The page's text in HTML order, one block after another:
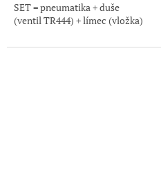
SET = pneumatika + duše
(ventil TR444) + límec (vložka)